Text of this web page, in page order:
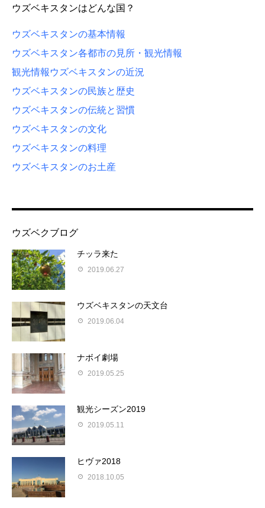
ウズベキスタンはどんな国？
ウズベキスタンの基本情報
ウズベキスタン各都市の見所・観光情報
観光情報 ウズベキスタンの近況
ウズベキスタンの民族と歴史
ウズベキスタンの伝統と習慣
ウズベキスタンの文化
ウズベキスタンの料理
ウズベキスタンのお土産
ウズベクブログ
チッラ来た
2019.06.27
ウズベキスタンの天文台
2019.06.04
ナボイ劇場
2019.05.25
観光シーズン2019
2019.05.11
ヒヴァ2018
2018.10.05